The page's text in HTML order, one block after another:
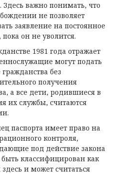
Здесь важно понимать, что
не позволяет
заявление на постоянное
он не уволится.
1981 года отражает
могут подать
без
получения
а все дети, родившиеся в
их службы, считаются
паспорта имеет право на
контроля,
под действие закона
классифицирован как
и может считаться